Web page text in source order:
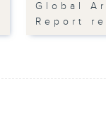
Global
Report